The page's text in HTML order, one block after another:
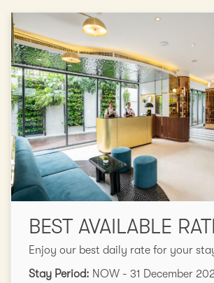
BEST AVAILABLE
Enjoy our best daily rate for your
Stay Period: NOW - 31 December